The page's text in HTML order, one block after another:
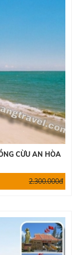
CỪU AN HÒA
2.300.000đ